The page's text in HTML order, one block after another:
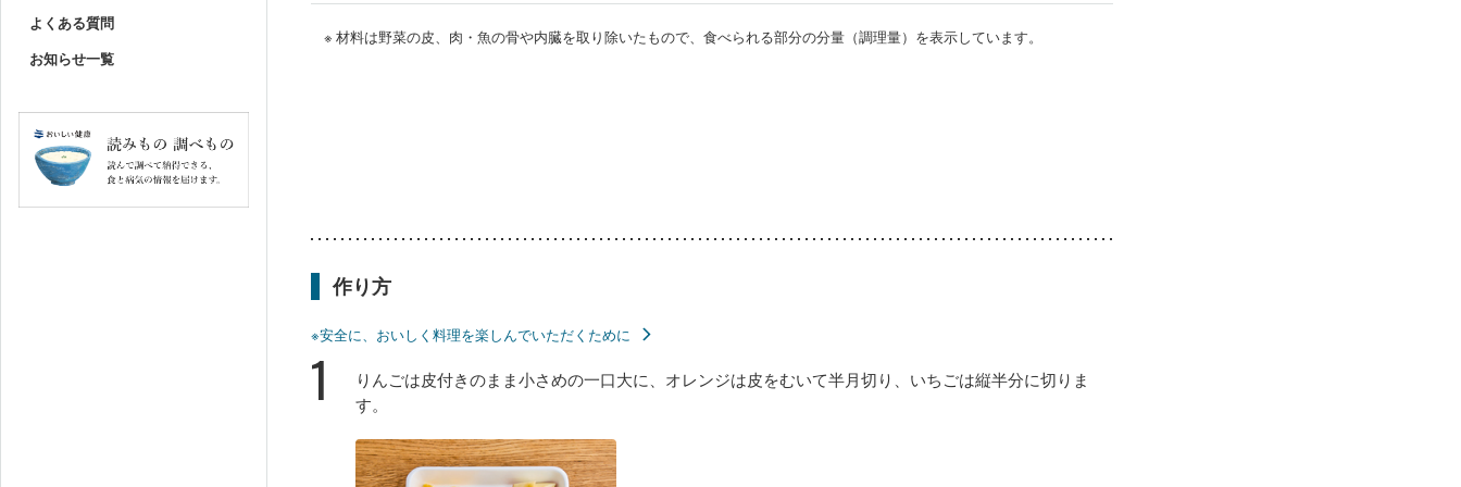
よくある質問
お知らせ一覧
※ 材料は野菜の皮、肉・魚の骨や内臓を取り除いたもので、食べられる部分の分量（調理量）を表示しています。
作り方
※安全に、おいしく料理を楽しんでいただくために
1
りんごは皮付きのまま小さめの一口大に、オレンジは皮をむいて半月切り、いちごは縦半分に切りま
す。